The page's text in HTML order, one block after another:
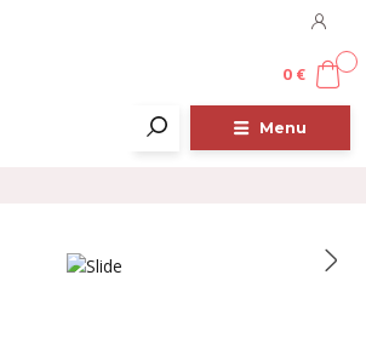
Menu
0 €